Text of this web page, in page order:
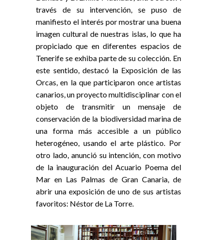
través de su intervención, se puso de
manifiesto el interés por mostrar una buena
imagen cultural de nuestras islas, lo que ha
propiciado que en diferentes espacios de
Tenerife se exhiba parte de su colección. En
este sentido, destacó la Exposición de las
Orcas, en la que participaron once artistas
canarios, un proyecto multidisciplinar con el
objeto de transmitir un mensaje de
conservación de la biodiversidad marina de
una forma más accesible a un público
heterogéneo, usando el arte plástico. Por
otro lado, anunció su intención, con motivo
de la inauguración del Acuario Poema del
Mar en Las Palmas de Gran Canaria, de
abrir una exposición de uno de sus artistas
favoritos: Néstor de La Torre.